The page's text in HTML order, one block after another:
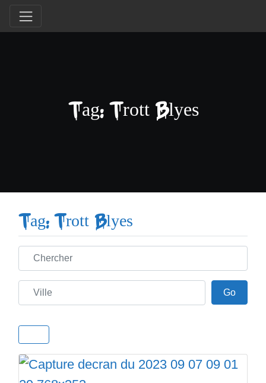
Tag: Trott Blyes
Tag: Trott Blyes
Chercher
Ville GoGo